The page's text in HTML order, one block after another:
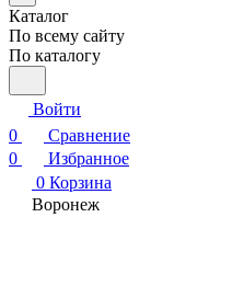
Каталог
По всему сайту
По каталогу
Войти
0
Сравнение
0
Избранное
0 Корзина
Воронеж